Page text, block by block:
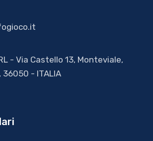
- Via Castello 13, Monteviale,
36050 - ITALIA